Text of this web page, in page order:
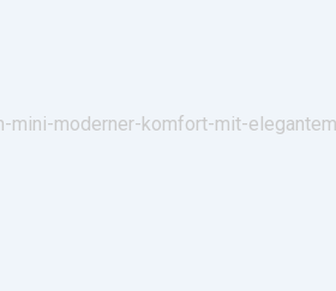
moderner-komfort-mit-